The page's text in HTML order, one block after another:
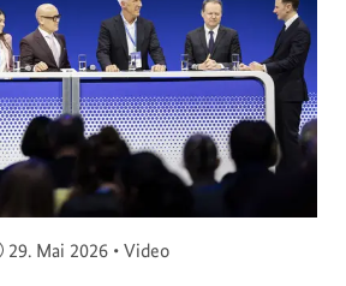
Veröffentlicht am:
29. Mai 2026 • Video